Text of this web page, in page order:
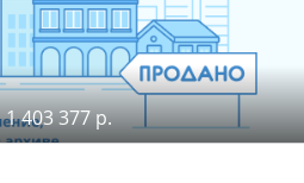
1 403 377 р.